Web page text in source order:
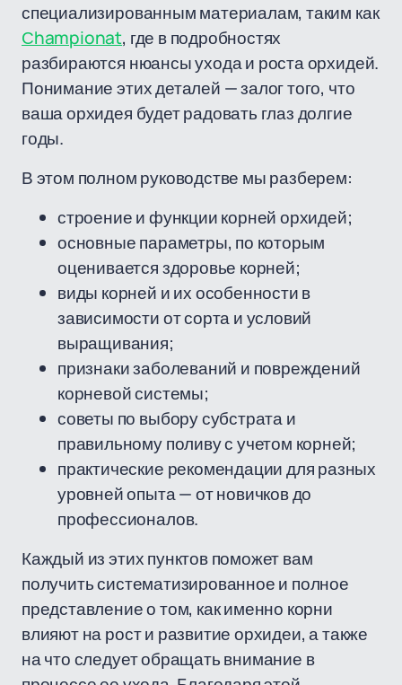
специализированным материалам, таким как
Сhampionat, где в подробностях
разбираются нюансы ухода и роста орхидей.
Понимание этих деталей — залог того, что
ваша орхидея будет радовать глаз долгие
годы.
В этом полном руководстве мы разберем:
строение и функции корней орхидей;
основные параметры, по которым
оценивается здоровье корней;
виды корней и их особенности в
зависимости от сорта и условий
выращивания;
признаки заболеваний и повреждений
корневой системы;
советы по выбору субстрата и
правильному поливу с учетом корней;
практические рекомендации для разных
уровней опыта — от новичков до
профессионалов.
Каждый из этих пунктов поможет вам
получить систематизированное и полное
представление о том, как именно корни
влияют на рост и развитие орхидеи, а также
на что следует обращать внимание в